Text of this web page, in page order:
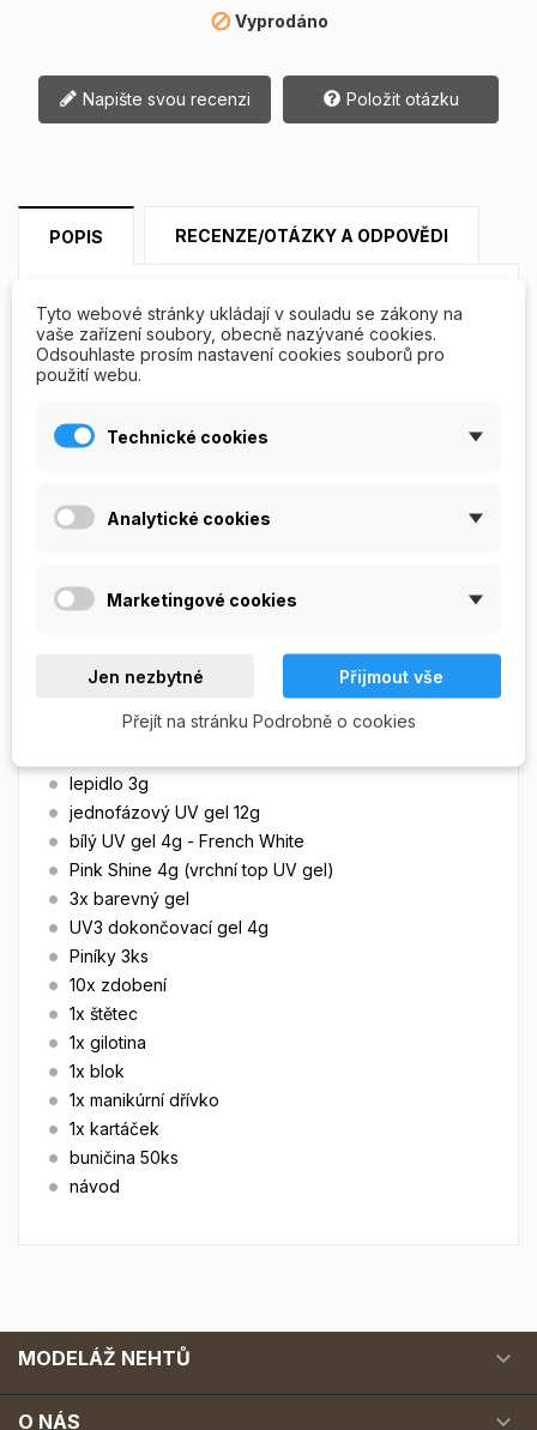
 Vyprodáno
Napište svou recenzi Položit otázku
POPIS RECENZE/OTÁZKY A ODPOVĚDI
Startovací sada na gelovou modeláž
č. 1 (UV lampa 36W)
Profesionální sada pro nehtovou modeláž UV
snadnou modeláž přirozeně tenkých gelových
Sada obsahuje podrobný návod na použití, rady
následující položky:
Nail Prep 14ml
Nail Cleanser 50ml
Sanitizing solution 50ml (desinfekce)
nehtové tipy RS 100ks sáček
lepidlo 3g
jednofázový UV gel 12g
bílý UV gel 4g - French White
Pink Shine 4g (vrchní top UV gel)
3x barevný gel
UV3 dokončovací gel 4g
Piníky 3ks
10x zdobení
1x štětec
1x gilotina
1x blok
1x manikúrní dřívko
1x kartáček
buničina 50ks
návod
MODELÁŽ NEHTŮ 
O NÁS 
Tyto webové stránky ukládají v souladu se zákony na
vaše zařízení soubory, obecně nazývané cookies.
Odsouhlaste prosím nastavení cookies souborů pro
použití webu.
Technické cookies
Analytické cookies
Marketingové cookies
Jen nezbytné Přijmout vše
Přejít na stránku Podrobně o cookies